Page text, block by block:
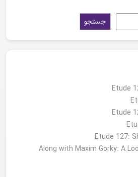
جستجو
Etude
Etude
Étude 127:
Along with Maxim Gorky: A